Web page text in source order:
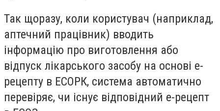
Так щоразу, коли користувач (наприклад,
аптечний працівник) вводить
інформацію про виготовлення або
відпуск лікарського засобу на основі е-
рецепту в ЕСОРК, система автоматично
перевіряє, чи існує відповідний е-рецепт